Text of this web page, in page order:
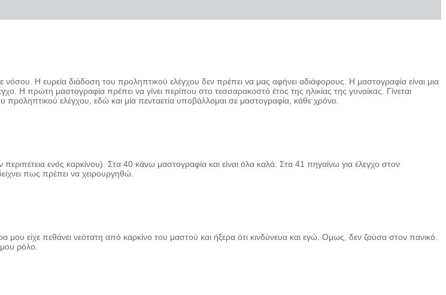
Η ευρεία διάδοση του προληπτικού ελέγχου δεν πρέπει να μας αφήνει αδιάφορους. Η μαστογραφία είναι μια
Η πρώτη μαστογραφία πρέπει να γίνει περίπου στο τεσσαρακοστό έτος της ηλικίας της γυναίκας. Γίνεται
ελέγχου, εδώ και μία πενταετία υποβάλλομαι σε μαστογραφία, κάθε χρόνο.
ενός καρκίνου). Στα 40 κάνω μαστογραφία και είναι όλα καλά. Στα 41 πηγαίνω για έλεγχο στον
πως πρέπει να χειρουργηθώ.
είχε πεθάνει νεότατη από καρκίνο του μαστού και ήξερα ότι κινδύνευα και εγώ. Oμως, δεν ζούσα στον πανικό.
ρόλο.